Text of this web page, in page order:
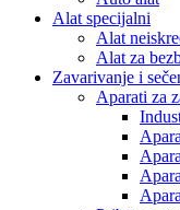
Alat specijalni
Alat
Alat za
Zavarivanje i
Aparati za